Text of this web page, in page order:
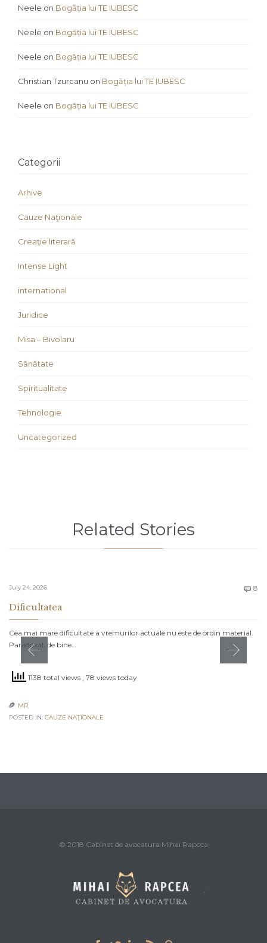
Neele on Bogăția lui TE IUBESC
Neele on Bogăția lui TE IUBESC
Neele on Bogăția lui TE IUBESC
Christian Tzurcanu on Bogăția lui TE IUBESC
Neele on Bogăția lui TE IUBESC
Categorii
Arhive
Cauze Naţionale
Creaţie literară
Intense Light
international
Juridice
Misa – Bivolaru
Sănătate
Spiritualitate
Tehnologie
Uncategorized
Related Stories
July 24, 2026  8
Dificultatea
Cea mai mare dificultate a vremurilor actuale nu este de ordin material.
Paradoxal, de bine…
1138 total views , 78 views today
 MR
POSTED IN: CAUZE NAŢIONALE
© 2018 Cabinet de avocatura Mihai Rapcea